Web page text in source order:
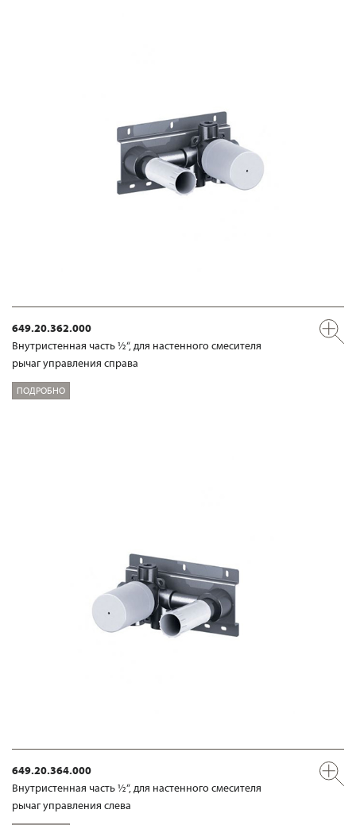
649.20.362.000
Внутристенная часть ½“, для настенного смесителя
рычаг управления справа
ПОДРОБНО
649.20.364.000
Внутристенная часть ½“, для настенного смесителя
рычаг управления слева